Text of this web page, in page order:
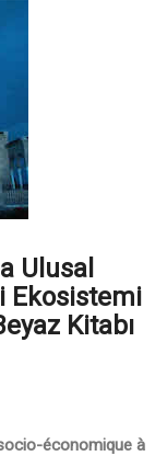
Ulusal
Ekosistemi
Kitabı
économique à